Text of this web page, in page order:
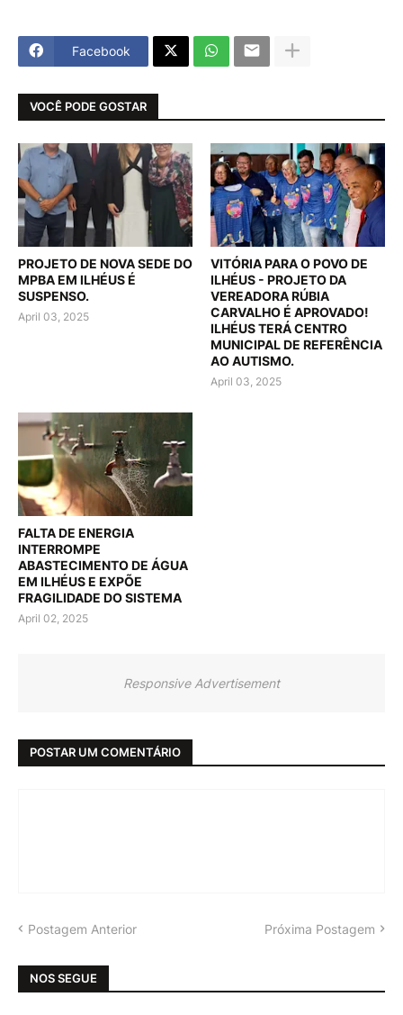
Facebook
VOCÊ PODE GOSTAR
PROJETO DE NOVA SEDE DO
MPBA EM ILHÉUS É
SUSPENSO.
April 03, 2025
VITÓRIA PARA O POVO DE
ILHÉUS - PROJETO DA
VEREADORA RÚBIA
CARVALHO É APROVADO!
ILHÉUS TERÁ CENTRO
MUNICIPAL DE REFERÊNCIA
AO AUTISMO.
April 03, 2025
FALTA DE ENERGIA
INTERROMPE
ABASTECIMENTO DE ÁGUA
EM ILHÉUS E EXPÕE
FRAGILIDADE DO SISTEMA
April 02, 2025
Responsive Advertisement
POSTAR UM COMENTÁRIO
Postagem Anterior Próxima Postagem
NOS SEGUE